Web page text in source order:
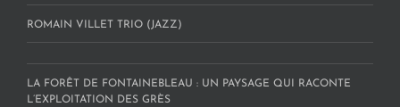
ROMAIN VILLET TRIO (JAZZ)
LA FORÊT DE FONTAINEBLEAU : UN PAYSAGE QUI RACONTE
L’EXPLOITATION DES GRÈS